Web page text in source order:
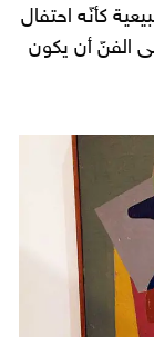
كأنّه احتفال
الفنّ أن يكون